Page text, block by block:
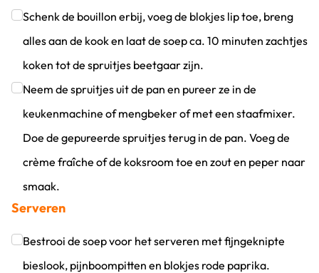
Klik om dit selectievakje aan te vinken
Schenk de bouillon erbij, voeg de blokjes lip toe, breng
alles aan de kook en laat de soep ca. 10 minuten zachtjes
koken tot de spruitjes beetgaar zijn.
Klik om dit selectievakje aan te vinken
Neem de spruitjes uit de pan en pureer ze in de
keukenmachine of mengbeker of met een staafmixer.
Doe de gepureerde spruitjes terug in de pan. Voeg de
crème fraîche of de koksroom toe en zout en peper naar
smaak.
Klik om dit selectievakje aan te vinken
Serveren
Bestrooi de soep voor het serveren met fijngeknipte
bieslook, pijnboompitten en blokjes rode paprika.